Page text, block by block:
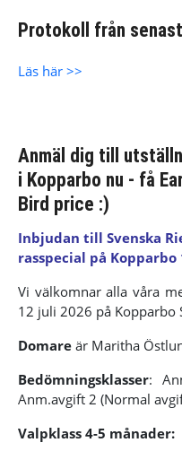
Protokoll från
Läs här >>
Anmäl dig till
i Kopparbo nu - få
Bird price :)
Inbjudan till Svenska
rasspecial på Kopparbo
Vi välkomnar alla våra
12 juli 2026 på Kopparbo
Domare är Maritha
Bedömningsklasser:
Anm.avgift 2 (Normal
Valpklass 4-5 månader: